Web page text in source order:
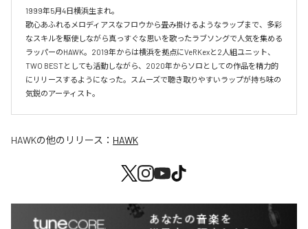
1999年5月4日横浜生まれ。
歌心あふれるメロディアスなフロウから畳み掛けるようなラップまで、多彩
なスキルを駆使しながら真っすぐな思いを歌ったラブソングで人気を集める
ラッパーのHAWK。2019年からは横浜を拠点にVeRKexと2人組ユニット、
TWO BESTとしても活動しながら、2020年からソロとしての作品を精力的
にリリースするようになった。スムーズで聴き取りやすいラップが持ち味の
気鋭のアーティスト。
HAWKの他のリリース： HAWK